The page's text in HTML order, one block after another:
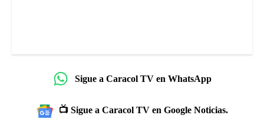
Sigue a Caracol TV en WhatsApp
📺 Sigue a Caracol TV en Google Noticias.